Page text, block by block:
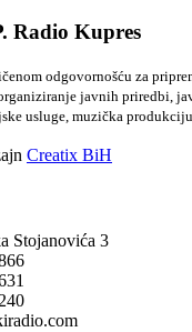
Radio Kupres
odgovornošću za
javnih priredbi,
usluge, muzička
Creatix BiH
Stojanovića 3